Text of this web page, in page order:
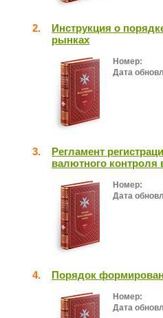
2.
Инструкция о
рынках
Номер:
Дата
3.
Регламент
валютного контроля
Номер:
Дата
4. Порядок
Номер:
Дата